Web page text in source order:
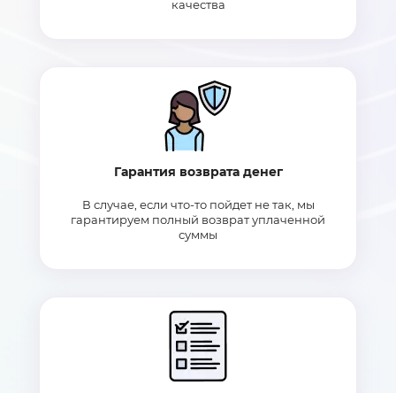
качества
Гарантия возврата денег
В случае, если что-то пойдет не так, мы
гарантируем полный возврат уплаченной
суммы